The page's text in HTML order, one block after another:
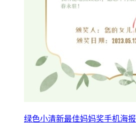
绿色小清新最佳妈妈奖手机海报